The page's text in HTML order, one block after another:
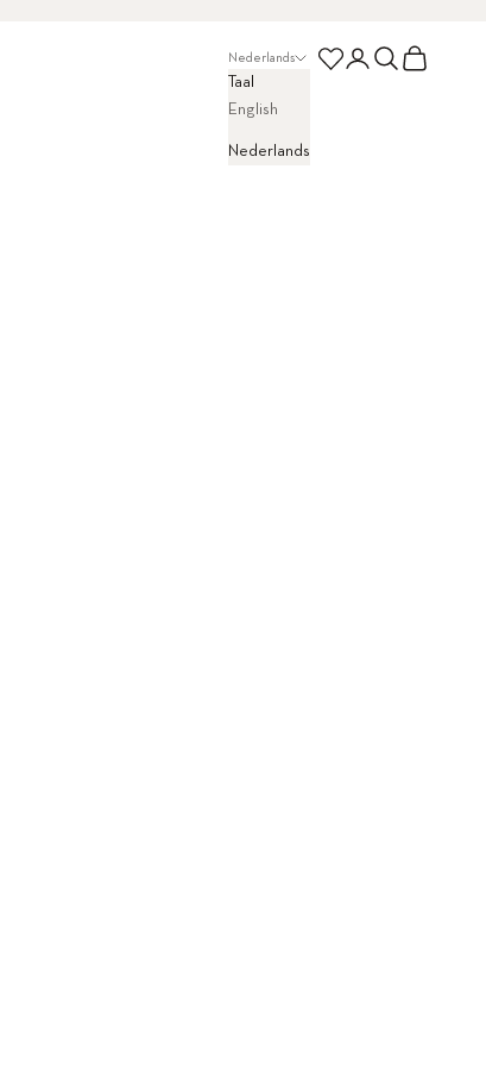
Nederlands
Taal
English
Nederlands
WishlistInloggen
Zoeken